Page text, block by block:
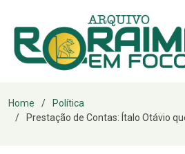
Home
Política
Prestação de Contas: Ítalo Otávio